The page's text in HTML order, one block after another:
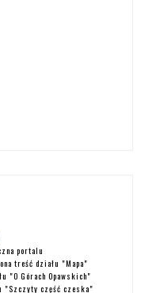
portalu
treść działu "Mapa"
"O Górach Opawskich"
"Szczyty część czeska"